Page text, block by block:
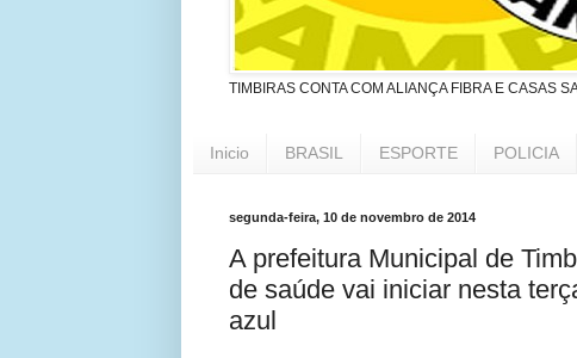
TIMBIRAS CONTA COM ALIANÇA FIBRA E CASAS
Inicio BRASIL ESPORTE POLICIA
segunda-feira, 10 de novembro de 2014
A prefeitura Municipal de
de saúde vai iniciar nesta
azul